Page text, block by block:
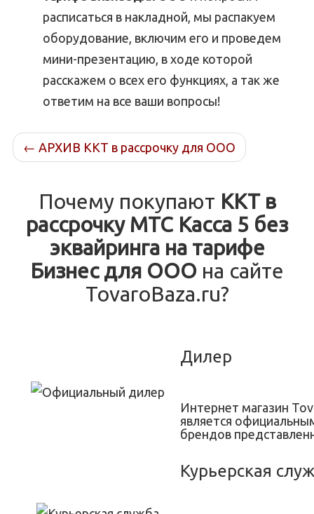
расписаться в накладной, мы распакуем
оборудование, включим его и проведем
мини-презентацию, в ходе которой
расскажем о всех его функциях, а так же
ответим на все ваши вопросы!
← АРХИВ ККТ в рассрочку для ООО
Почему покупают ККТ в
рассрочку МТС Касса 5 без
эквайринга на тарифе
Бизнес для ООО на сайте
TovaroBaza.ru?
Дилер
Интернет магазин
является
брендов
Курьерская